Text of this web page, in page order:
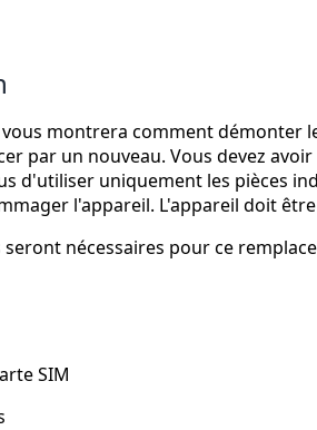
vous montrera comment
par un nouveau. Vous devez
d'utiliser uniquement les pièces
l'appareil. L'appareil doit
seront nécessaires pour ce
SIM